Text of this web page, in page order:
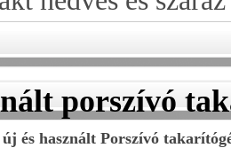
porszívó
és használt Porszívó